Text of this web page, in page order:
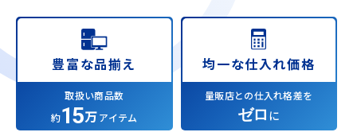
豊富な品揃え
取扱い商品数
約15万アイテム
均一な仕入れ価格
量販店との仕入れ格差を
ゼロ に